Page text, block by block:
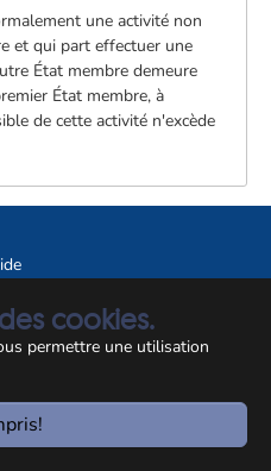
cookies.
permettre une utilisation
une activité non
et qui part effectuer une
État membre demeure
État membre, à
de cette activité n'excède
2026